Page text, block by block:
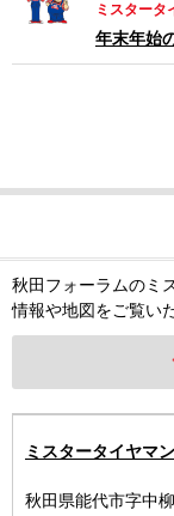
ミスタータ
年末年始
秋田フォーラムのミ
情報や地図をご覧い
ミスタータイヤマ
秋田県能代市字中